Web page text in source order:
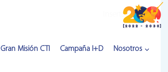
Inserta HTML aquí
Gran Misión CTI Campaña I+D Nosotros